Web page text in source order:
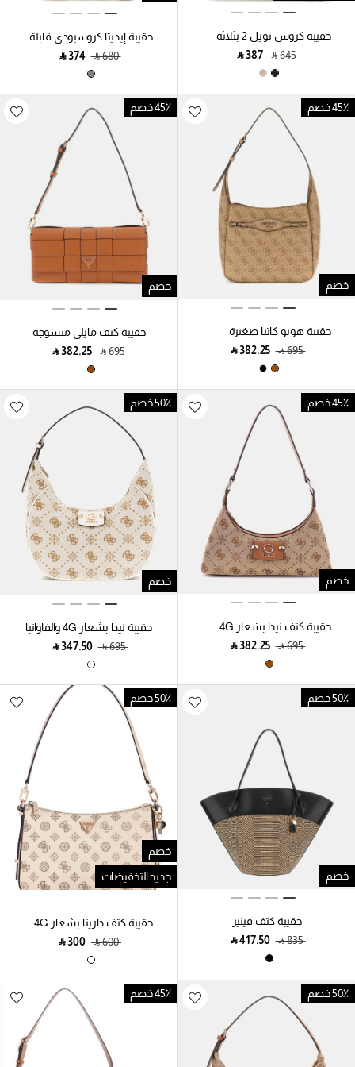
حقيبة كروس نويل 2 بثلاثة
‎ ⃁ ⁦645⁩ ‎
‎ ⃁ ⁦387⁩ ‎
حقيبة إيديتا كروسبودي قابلة
للتحويل‎ ⃁ ⁦680⁩ ‎
‎ ⃁ ⁦374⁩ ‎
45٪ خصم
خصم
حقيبة هوبو كاتيا صغيرة
بشعار 4G‎ ⃁ ⁦695⁩ ‎
‎ ⃁ ⁦382.25⁩ ‎
45٪ خصم
خصم
حقيبة كتف مايلي منسوجة
‎ ⃁ ⁦695⁩ ‎
‎ ⃁ ⁦382.25⁩ ‎
45٪ خصم
خصم
حقيبة كتف نيدا بشعار 4G
الفاوانيا‎ ⃁ ⁦695⁩ ‎
‎ ⃁ ⁦382.25⁩ ‎
50٪ خصم
خصم
حقيبة نيدا بشعار 4G والفاوانيا
‎ ⃁ ⁦695⁩ ‎
‎ ⃁ ⁦347.50⁩ ‎
50٪ خصم
خصم
حقيبة كتف فينير
‎ ⃁ ⁦835⁩ ‎
‎ ⃁ ⁦417.50⁩ ‎
50٪ خصم
خصم
جديد التخفيضات
حقيبة كتف دارينا بشعار 4G
‎ ⃁ ⁦600⁩ ‎
‎ ⃁ ⁦300⁩ ‎
50٪ خصم 45٪ خصم